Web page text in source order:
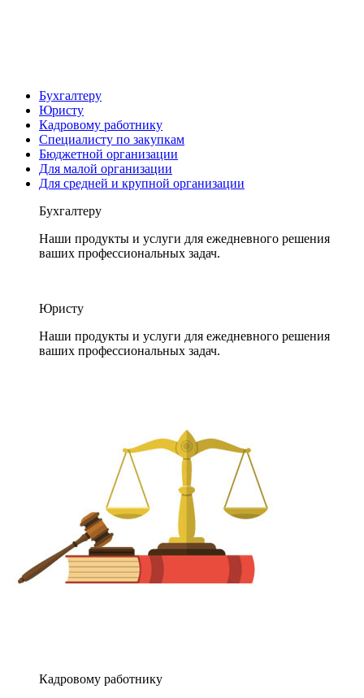
Бухгалтеру
Юристу
Кадровому работнику
Специалисту по закупкам
Бюджетной организации
Для малой организации
Для средней и крупной организации
Бухгалтеру
Наши продукты и услуги для ежедневного решения
ваших профессиональных задач.
Юристу
Наши продукты и услуги для ежедневного решения
ваших профессиональных задач.
Кадровому работнику